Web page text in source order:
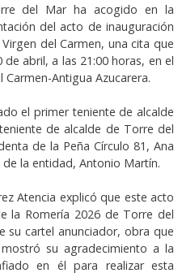
del Mar ha acogido en la
del acto de inauguración
del Carmen, una cita que
abril, a las 21:00 horas, en el
Antigua Azucarera.
el primer teniente de alcalde
de alcalde de Torre del
de la Peña Círculo 81, Ana
de la entidad, Antonio Martín.
Atencia explicó que este acto
la Romería 2026 de Torre del
su cartel anunciador, obra que
su agradecimiento a la
en él para realizar esta